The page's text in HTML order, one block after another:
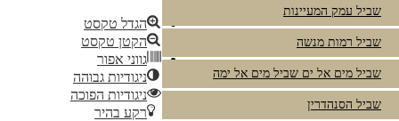
שביל עמק המעיינות
שביל רמות מנשה
שביל מים אל ים שביל מים אל ימה
שביל הסנהדרין
הגדל טקסט
הקטן טקסט
גווני אפור
ניגודיות גבוהה
ניגודיות הפוכה
רקע בהיר